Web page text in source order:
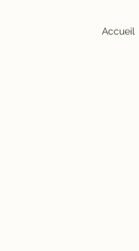
Accueil